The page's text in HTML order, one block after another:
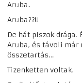
Aruba.
Aruba??!!
De hát piszok drága.
Aruba, és távoli már
összetartás…
Tizenketten voltak.